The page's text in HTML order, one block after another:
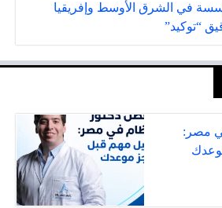
في الشرق الأوسط وإفريقيا
“توكيد”
مصر: